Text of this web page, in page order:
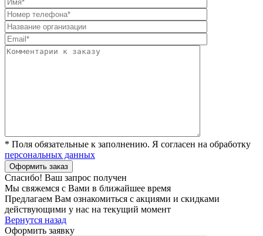
* Поля обязательные к заполнению. Я согласен на обработку
персональных данных
Спасибо! Ваш запрос получен
Мы свяжемся с Вами в ближайшее время
Предлагаем Вам ознакомиться с акциями и скидками
действующими у нас на текущий момент
Вернутся назад
Оформить заявку